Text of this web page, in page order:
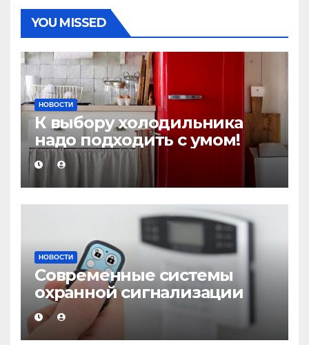
YOU MISSED
НОВОСТИ
К выбору холодильника
надо подходить с умом!
НОВОСТИ
Современные системы
охранной сигнализации